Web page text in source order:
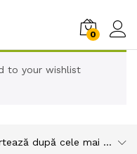
0
to your wishlist
Sortează după cele mai recente